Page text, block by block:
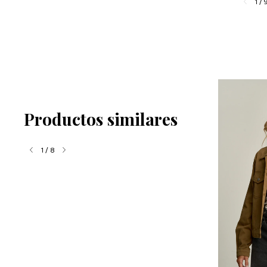
Productos similares
1 / 8